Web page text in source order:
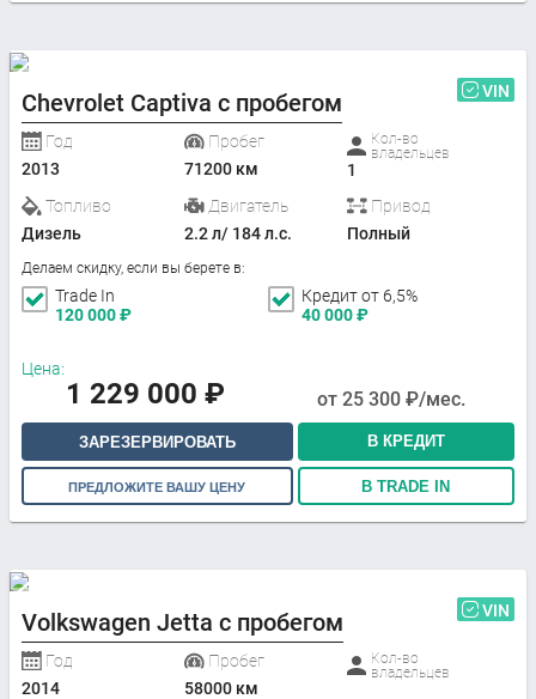
Chevrolet Captiva с пробегом VIN
Год
2013
Пробег
71200 км
Кол-во
владельцев
1
Топливо
Дизель
Двигатель
2.2 л/ 184 л.с.
Привод
Полный
Делаем скидку, если вы берете в:
Trade In
120 000₽
Кредит от 6,5%
40 000₽
Цена:
1 229 000 ₽ от 25 300 ₽/мес.
ЗАРЕЗЕРВИРОВАТЬ В КРЕДИТ
ПРЕДЛОЖИТЕ ВАШУ ЦЕНУ В TRADE IN
Volkswagen Jetta с пробегом VIN
Год
2014
Пробег
58000 км
Кол-во
владельцев